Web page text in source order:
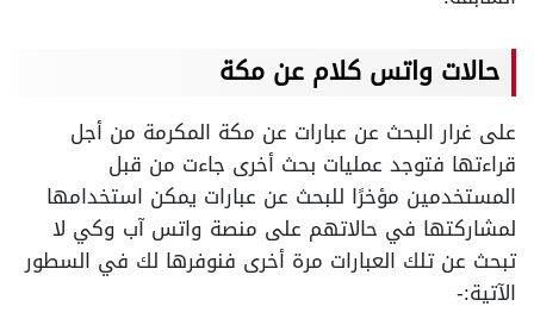
حالات واتس كلام عن مكة
على غرار البحث عن عبارات عن مكة المكرمة من أجل
قراءتها فتوجد عمليات بحث أخرى جاءت من قبل
المستخدمين مؤخرًا للبحث عن عبارات يمكن استخدامها
لمشاركتها في حالاتهم على منصة واتس آب وكي لا
تبحث عن تلك العبارات مرة أخرى فنوفرها لك في السطور
الآتية:-